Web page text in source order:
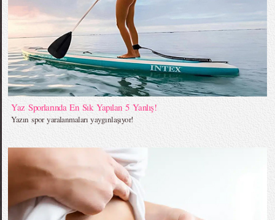
Yaz Sporlarında En Sık Yapılan 5 Yanlış!
Yazın spor yaralanmaları yaygınlaşıyor!